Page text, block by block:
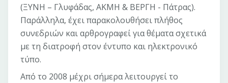
(ΞΥΝΗ – Γλυφάδας, ΑΚΜΗ & ΒΕΡΓΗ - Πάτρας).
Παράλληλα, έχει παρακολουθήσει πλήθος
συνεδριών και αρθρογραφεί για θέματα σχετικά
με τη διατροφή στον έντυπο και ηλεκτρονικό
τύπο.
Από το 2008 μέχρι σήμερα λειτουργεί το